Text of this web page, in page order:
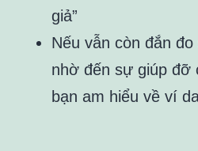
giả”
Nếu vẫn còn đắn
nhờ đến sự giúp đỡ
bạn am hiểu về ví